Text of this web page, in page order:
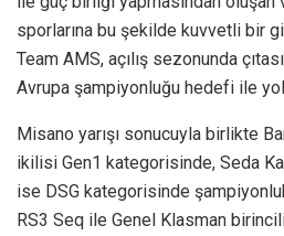
sporlarına bu şekilde kuvvetli bir
Team AMS, açılış sezonunda
Avrupa şampiyonluğu hedefi ile
Misano yarışı sonucuyla birlikte
ikilisi Gen1 kategorisinde, Seda
ise DSG kategorisinde
RS3 Seq ile Genel Klasman